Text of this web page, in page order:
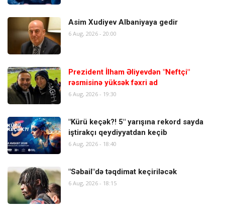
Asim Xudiyev Albaniyaya gedir
6 Aug, 2026 - 20:00
Prezident İlham Əliyevdən "Neftçi"
rəsmisinə yüksək fəxri ad
6 Aug, 2026 - 19:30
"Kürü keçək?! 5" yarışına rekord sayda
iştirakçı qeydiyyatdan keçib
6 Aug, 2026 - 18:40
"Səbail"də təqdimat keçiriləcək
6 Aug, 2026 - 18:15